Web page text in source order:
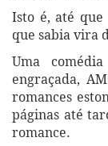
Isto é, até
que sabia vira
Uma
engraçada,
romances
páginas até
romance.